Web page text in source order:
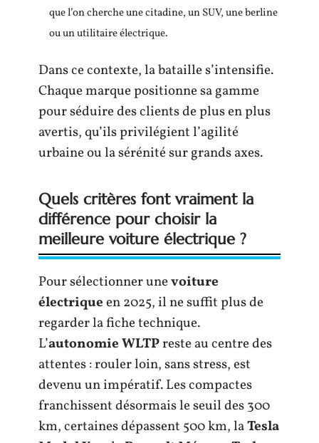
que l’on cherche une citadine, un SUV, une berline
ou un utilitaire électrique.
Dans ce contexte, la bataille s’intensifie.
Chaque marque positionne sa gamme
pour séduire des clients de plus en plus
avertis, qu’ils privilégient l’agilité
urbaine ou la sérénité sur grands axes.
Quels critères font vraiment la
différence pour choisir la
meilleure voiture électrique ?
Pour sélectionner unevoiture
électriqueen 2025, il ne suffit plus de
regarder la fiche technique.
L’autonomie WLTPreste au centre des
attentes : rouler loin, sans stress, est
devenu un impératif. Les compactes
franchissent désormais le seuil des 300
km, certaines dépassent 500 km, laTesla